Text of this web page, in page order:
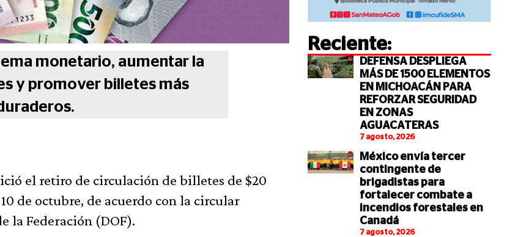
monetario, aumentar la
y promover billetes más
el retiro de circulación de billetes de $20
de octubre, de acuerdo con la circular
la Federación (DOF).
Reciente:
DEFENSA DESPLIEGA
MÁS DE 1500 ELEMENTOS
EN MICHOACÁN PARA
REFORZAR SEGURIDAD
EN ZONAS
AGUACATERAS
7 agosto, 2026
México envía tercer
contingente de
brigadistas para
fortalecer combate a
incendios forestales en
Canadá
7 agosto, 2026